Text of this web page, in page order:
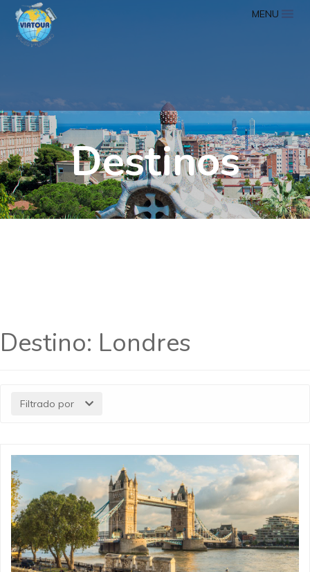
MENU
Destinos
Destino: Londres
Filtrado por